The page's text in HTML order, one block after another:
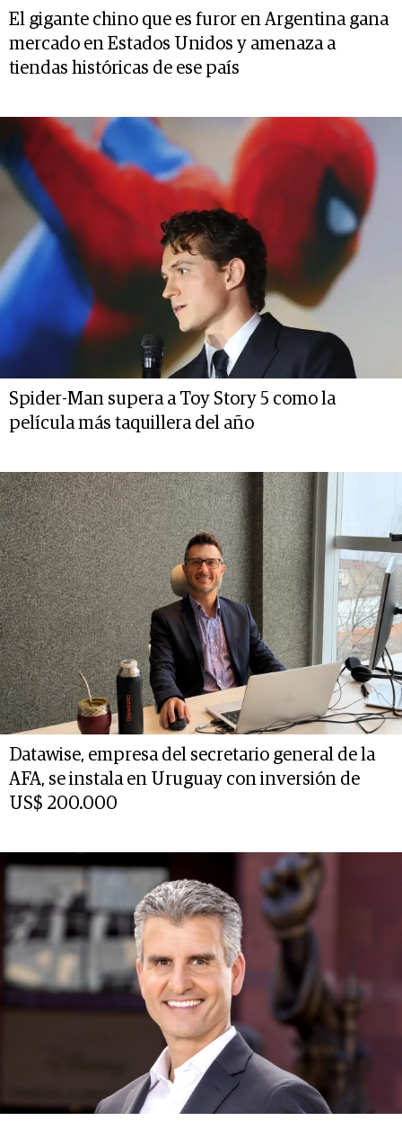
El gigante chino que es furor en Argentina gana
mercado en Estados Unidos y amenaza a
tiendas históricas de ese país
Spider-Man supera a Toy Story 5 como la
película más taquillera del año
Datawise, empresa del secretario general de la
AFA, se instala en Uruguay con inversión de
US$ 200.000